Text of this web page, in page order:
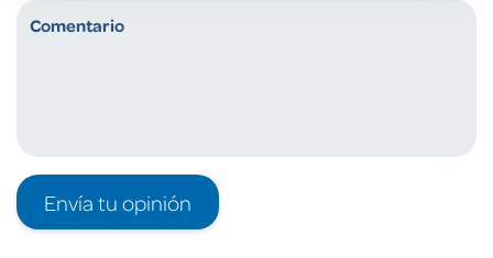
Envía tu opinión